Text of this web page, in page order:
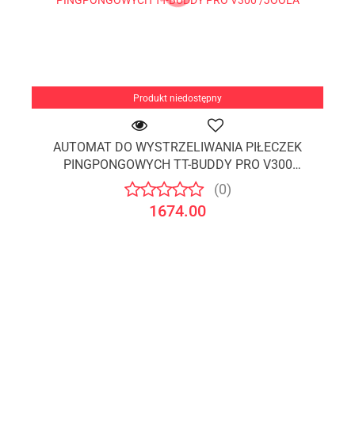
Produkt niedostępny
AUTOMAT DO WYSTRZELIWANIA PIŁECZEK
PINGPONGOWYCH TT-BUDDY PRO V300
/JOOLA
(0)
1674.00